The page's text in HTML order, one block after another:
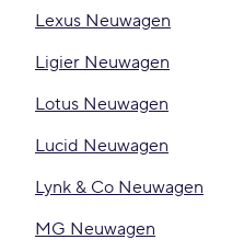
Lexus Neuwagen
Ligier Neuwagen
Lotus Neuwagen
Lucid Neuwagen
Lynk & Co Neuwagen
MG Neuwagen